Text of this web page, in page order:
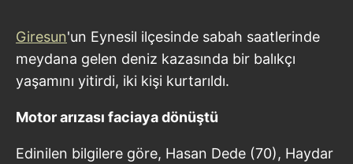
Giresun'un Eynesil ilçesinde sabah saatlerinde
meydana gelen deniz kazasında bir balıkçı
yaşamını yitirdi, iki kişi kurtarıldı.
Motor arızası faciaya dönüştü
Edinilen bilgilere göre, Hasan Dede (70), Haydar